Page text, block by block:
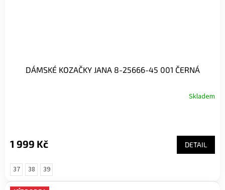
DÁMSKÉ KOZAČKY JANA 8-25666-45 001 ČERNÁ
Skladem
1 999 Kč DETAIL
37 38 39